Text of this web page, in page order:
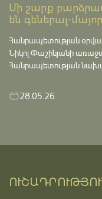
Մի շարք
են գեներալ-
Հանրապետության օրվա
Նիկոլ Փաշինյանի
Հանրապետության
28.05.26